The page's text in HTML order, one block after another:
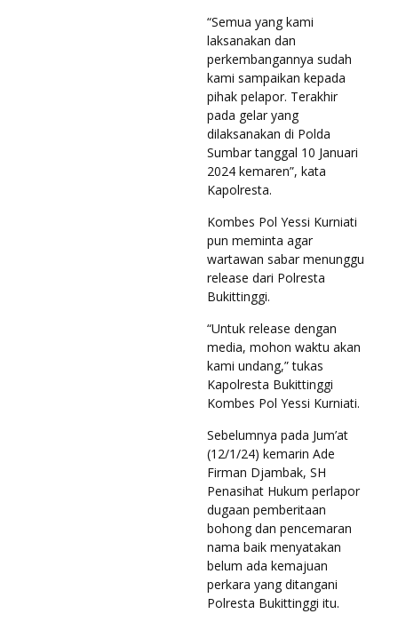
“Semua yang kami
laksanakan dan
perkembangannya sudah
kami sampaikan kepada
pihak pelapor. Terakhir
pada gelar yang
dilaksanakan di Polda
Sumbar tanggal 10 Januari
2024 kemaren”, kata
Kapolresta.
Kombes Pol Yessi Kurniati
pun meminta agar
wartawan sabar menunggu
release dari Polresta
Bukittinggi.
“Untuk release dengan
media, mohon waktu akan
kami undang,” tukas
Kapolresta Bukittinggi
Kombes Pol Yessi Kurniati.
Sebelumnya pada Jum’at
(12/1/24) kemarin Ade
Firman Djambak, SH
Penasihat Hukum perlapor
dugaan pemberitaan
bohong dan pencemaran
nama baik menyatakan
belum ada kemajuan
perkara yang ditangani
Polresta Bukittinggi itu.